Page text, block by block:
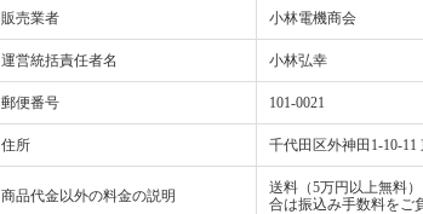
販売業者 小林電機商会
運営統括責任者名 小林弘幸
郵便番号 101-0021
住所 千代田区外神田1-10-
商品代金以外の料金の説明
送料（5万円以上無料
合は振込み手数料をご